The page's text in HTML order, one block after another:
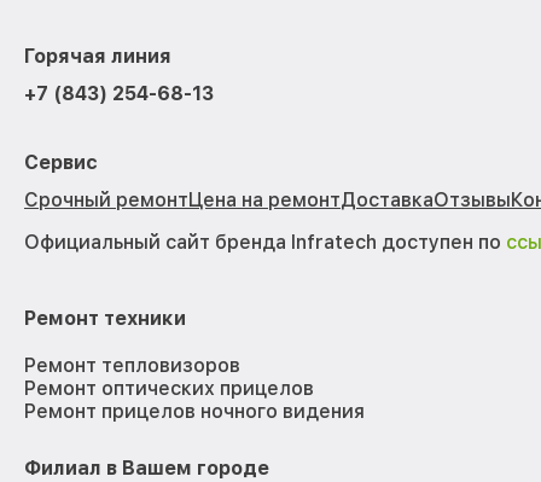
Горячая линия
+7 (843) 254-68-13
Сервис
Срочный ремонтЦена на ремонтДоставкаОтзывы
Официальный сайт бренда Infratech доступен по
Ремонт техники
Ремонт тепловизоров
Ремонт оптических прицелов
Ремонт прицелов ночного видения
Филиал в Вашем городе